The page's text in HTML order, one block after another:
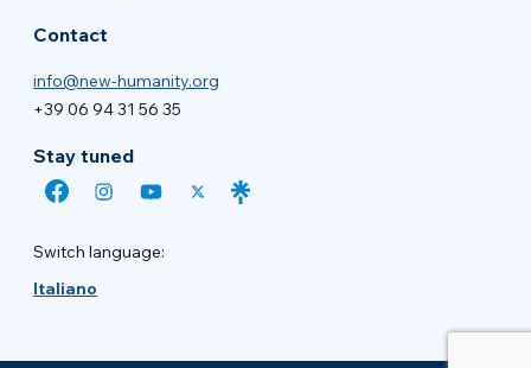
Contact
info@new-humanity.org
+39 06 94 31 56 35
Stay tuned
Switch language:
Italiano